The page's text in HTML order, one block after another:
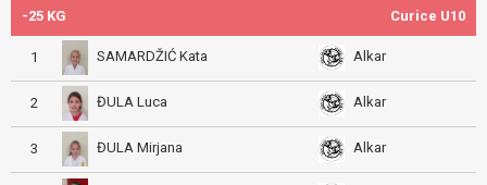
-25 KG Curice U10
1 SAMARDŽIĆ Kata Alkar
2 ĐULA Luca Alkar
3 ĐULA Mirjana Alkar